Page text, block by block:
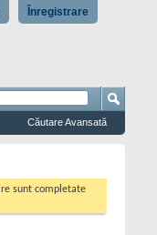
Înregistrare
Căutare Avansată
sunt completate